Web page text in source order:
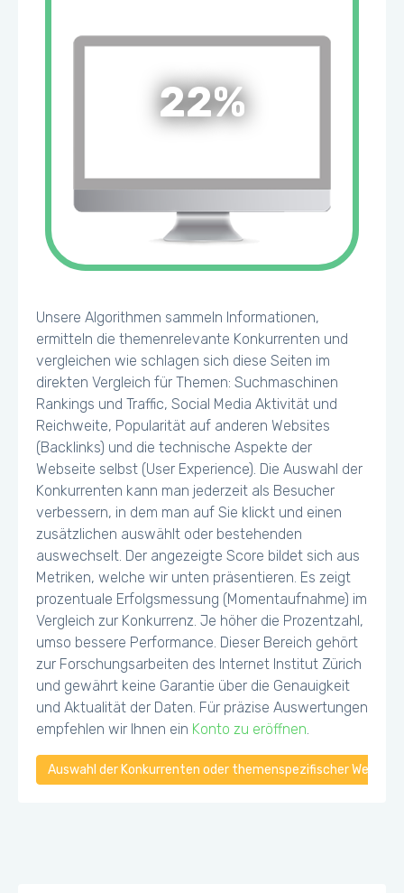
22%
Unsere Algorithmen sammeln Informationen,
ermitteln die themenrelevante Konkurrenten und
vergleichen wie schlagen sich diese Seiten im
direkten Vergleich für Themen: Suchmaschinen
Rankings und Traffic, Social Media Aktivität und
Reichweite, Popularität auf anderen Websites
(Backlinks) und die technische Aspekte der
Webseite selbst (User Experience). Die Auswahl der
Konkurrenten kann man jederzeit als Besucher
verbessern, in dem man auf Sie klickt und einen
zusätzlichen auswählt oder bestehenden
auswechselt. Der angezeigte Score bildet sich aus
Metriken, welche wir unten präsentieren. Es zeigt
prozentuale Erfolgsmessung (Momentaufnahme) im
Vergleich zur Konkurrenz. Je höher die Prozentzahl,
umso bessere Performance. Dieser Bereich gehört
zur Forschungsarbeiten des Internet Institut Zürich
und gewährt keine Garantie über die Genauigkeit
und Aktualität der Daten. Für präzise Auswertungen
empfehlen wir Ihnen ein Konto zu eröffnen.
Auswahl der Konkurrenten oder themenspezifischer